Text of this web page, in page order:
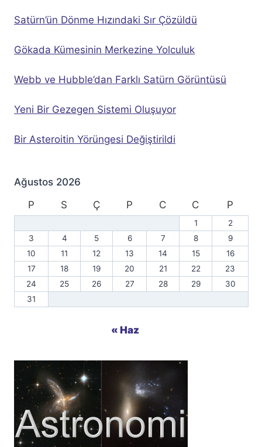
Satürn’ün Dönme Hızındaki Sır Çözüldü
Gökada Kümesinin Merkezine Yolculuk
Webb ve Hubble’dan Farklı Satürn Görüntüsü
Yeni Bir Gezegen Sistemi Oluşuyor
Bir Asteroitin Yörüngesi Değiştirildi
Ağustos 2026
P
S Ç P C C P
1
2
3
4 5 6 7 8
9
10
11 12 13 14 15
16
17
18 19 20 21 22
23
24
25 26 27 28 29
30
31
« Haz